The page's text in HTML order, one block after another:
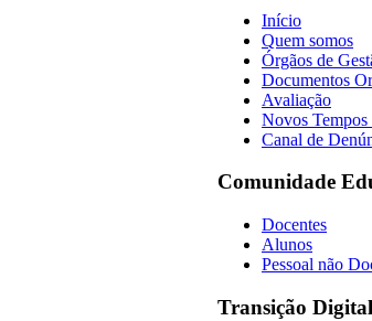
Início
Quem somos
Órgãos de
Documentos
Avaliação
Novos
Canal de
Comunidade
Docentes
Alunos
Pessoal não
Transição Digital